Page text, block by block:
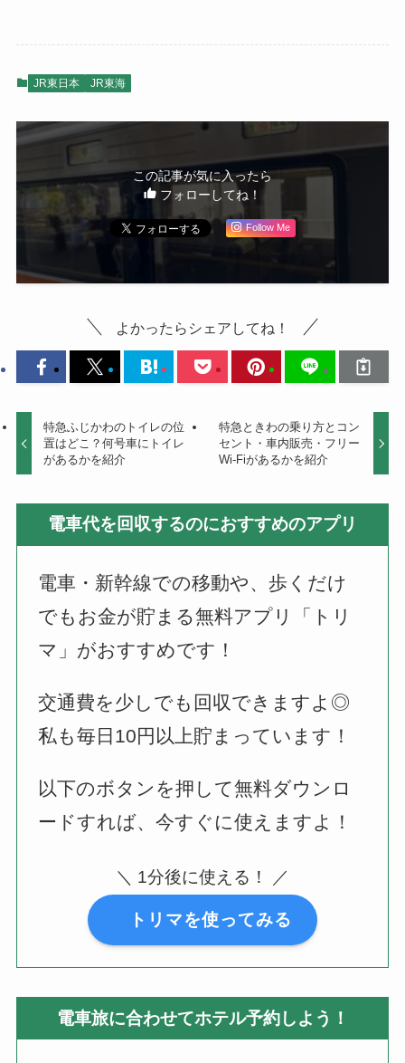
JR東日本 JR東海
この記事が気に入ったら
フォローしてね！
Follow Me
よかったらシェアしてね！
特急ふじかわのトイレの位
置はどこ？何号車にトイレ
があるかを紹介
特急ときわの乗り方とコン
セント・車内販売・フリー
Wi-Fiがあるかを紹介
電車代を回収するのにおすすめのアプリ
電車・新幹線での移動や、歩くだけ
でもお金が貯まる無料アプリ「トリ
マ」がおすすめです！
交通費を少しでも回収できますよ◎
私も毎日10円以上貯まっています！
以下のボタンを押して無料ダウンロ
ードすれば、今すぐに使えますよ！
＼ 1分後に使える！ ／
トリマを使ってみる
電車旅に合わせてホテル予約しよう！